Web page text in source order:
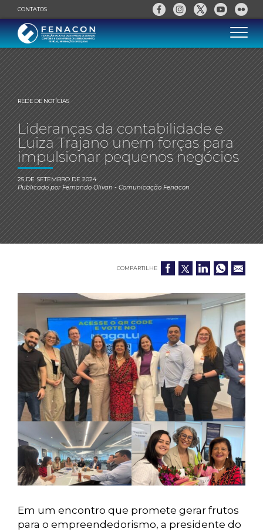
CONTATOS
REDE DE NOTÍCIAS
Lideranças da contabilidade e
Luiza Trajano unem forças para
impulsionar pequenos negócios
25 DE SETEMBRO DE 2024
Publicado porFernando Olivan- Comunicação Fenacon
COMPARTILHE
Em um encontro que promete gerar frutos
para o empreendedorismo, a presidente do